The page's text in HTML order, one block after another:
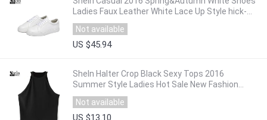
Ladies Faux Leather White Lace Up Style hick-
soled Round Toe Flats
Not available
US $45.94
SheIn Halter Crop Black Sexy Tops 2016
Summer Style Ladies Hot Sale New Fashion
Solid Fitness Round Neck Tank
Not available
US $13.10